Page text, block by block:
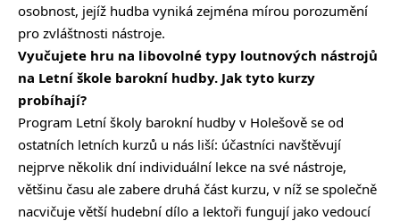
osobnost, jejíž hudba vyniká zejména mírou porozumění
pro zvláštnosti nástroje.
Vyučujete hru na libovolné typy loutnových nástrojů
na Letní škole barokní hudby. Jak tyto kurzy
probíhají?
Program Letní školy barokní hudby v Holešově se od
ostatních letních kurzů u nás liší: účastníci navštěvují
nejprve několik dní individuální lekce na své nástroje,
většinu času ale zabere druhá část kurzu, v níž se společně
nacvičuje větší hudební dílo a lektoři fungují jako vedoucí